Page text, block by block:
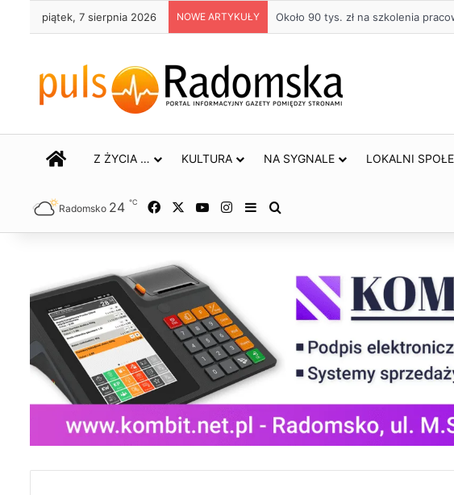
piątek, 7 sierpnia 2026 NOWE ARTYKUŁY Około 90 tys. zł na szkolenia
STRONA GŁÓWNA
Z ŻYCIA … KULTURA NA SYGNALE LOKALNI
Radomsko 24 ℃ Facebook YouTubeInstagram
Sidebar